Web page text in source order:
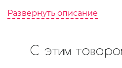
Развернуть описание
С этим